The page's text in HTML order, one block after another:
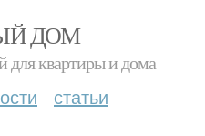
ДОМ
для квартиры и дома
статьи